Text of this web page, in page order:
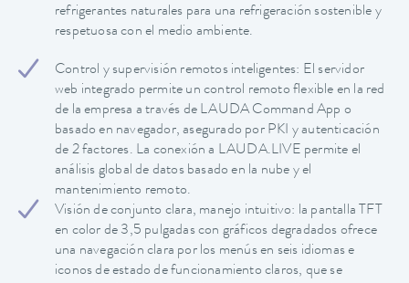
refrigerantes naturales para una refrigeración sostenible y
respetuosa con el medio ambiente.
Control y supervisión remotos inteligentes: El servidor
web integrado permite un control remoto flexible en la red
de la empresa a través de LAUDA Command App o
basado en navegador, asegurado por PKI y autenticación
de 2 factores. La conexión a LAUDA.LIVE permite el
análisis global de datos basado en la nube y el
mantenimiento remoto.
Visión de conjunto clara, manejo intuitivo: la pantalla TFT
en color de 3,5 pulgadas con gráficos degradados ofrece
una navegación clara por los menús en seis idiomas e
iconos de estado de funcionamiento claros, que se